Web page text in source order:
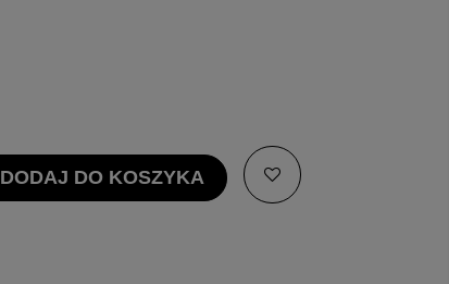
DODAJ DO KOSZYKA